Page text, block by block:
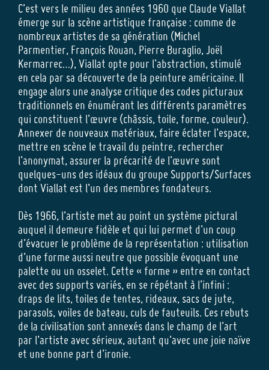
C’est vers le milieu des années 1960 que Claude Viallat
émerge sur la scène artistique française : comme de
nombreux artistes de sa génération (Michel
Parmentier, François Rouan, Pierre Buraglio, Joël
Kermarrec…), Viallat opte pour l’abstraction, stimulé
en cela par sa découverte de la peinture américaine. Il
engage alors une analyse critique des codes picturaux
traditionnels en énumérant les différents paramètres
qui constituent l’œuvre (châssis, toile, forme, couleur).
Annexer de nouveaux matériaux, faire éclater l’espace,
mettre en scène le travail du peintre, rechercher
l’anonymat, assurer la précarité de l’œuvre sont
quelques-uns des idéaux du groupe Supports/Surfaces
dont Viallat est l’un des membres fondateurs.
Dès 1966, l’artiste met au point un système pictural
auquel il demeure fidèle et qui lui permet d’un coup
d’évacuer le problème de la représentation : utilisation
d’une forme aussi neutre que possible évoquant une
palette ou un osselet. Cette « forme » entre en contact
avec des supports variés, en se répétant à l’infini :
draps de lits, toiles de tentes, rideaux, sacs de jute,
parasols, voiles de bateau, culs de fauteuils. Ces rebuts
de la civilisation sont annexés dans le champ de l’art
par l’artiste avec sérieux, autant qu’avec une joie naïve
et une bonne part d’ironie.